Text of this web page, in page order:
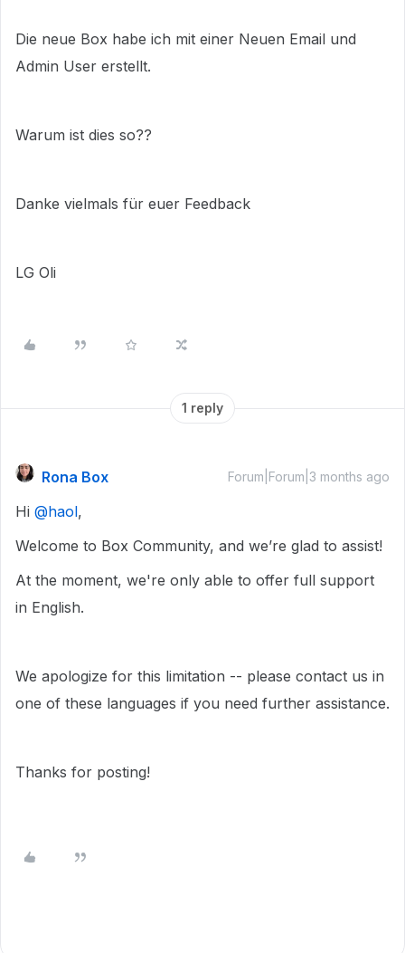
Die neue Box habe ich mit einer Neuen Email und
Admin User erstellt.
Warum ist dies so??
Danke vielmals für euer Feedback
LG Oli
1 reply
Rona Box Forum|Forum|3 months ago
Hi ​ @haol,
Welcome to Box Community, and we’re glad to assist!
At the moment, we're only able to offer full support
in English.
We apologize for this limitation -- please contact us in
one of these languages if you need further assistance.
Thanks for posting!